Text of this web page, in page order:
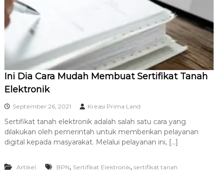
A
Ini Dia Cara Mudah Membuat Sertifikat Tanah
Elektronik
September 26, 2021 Kreasi Prima Land
Sertifikat tanah elektronik adalah salah satu cara yang
dilakukan oleh pemerintah untuk memberikan pelayanan
digital kepada masyarakat. Melalui pelayanan ini, […]
Artikel BPN, Sertifikat Elektronik, sertifikat tanah